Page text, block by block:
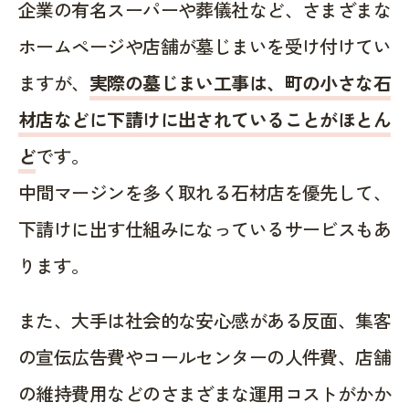
企業の有名スーパーや葬儀社など、さまざまな
ホームページや店舗が墓じまいを受け付けてい
ますが、 実際の墓じまい工事は、町の小さな石
材店などに下請けに出されていることがほとん
どです。
中間マージンを多く取れる石材店を優先して、
下請けに出す仕組みになっているサービスもあ
ります。
また、大手は社会的な安心感がある反面、集客
の宣伝広告費やコールセンターの人件費、店舗
の維持費用などのさまざまな運用コストがかか